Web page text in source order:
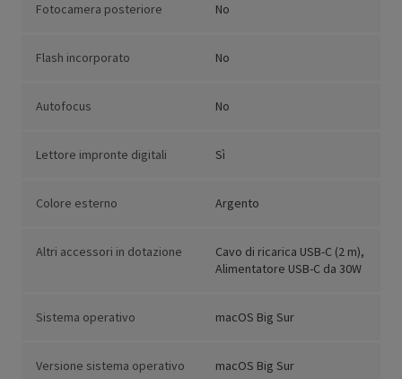
Fotocamera posteriore No
Flash incorporato No
Autofocus No
Lettore impronte digitali Sì
Colore esterno Argento
Altri accessori in dotazione
Cavo di ricarica USB-C (2 m),
Alimentatore USB-C da 30W
Sistema operativo macOS Big Sur
Versione sistema operativo macOS Big Sur